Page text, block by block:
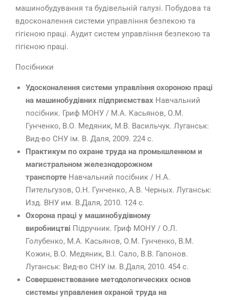
машинобудування та будівельній галузі. Побудова та
вдосконалення системи управління безпекою та
гігієною праці. Аудит систем управління безпекою та
гігієною праці.
Посібники
Удосконалення системи управління охороною праці
на машинобудівних підприємствах Навчальний
посібник. Гриф МОНУ / М.А. Касьянов, О.М.
Гунченко, В.О. Медяник, М.В. Васильчук. Луганськ:
Вид-во СНУ iм. В. Даля, 2009. 224 с.
Практикум по охране труда на промышленном и
магистральном железнодорожном
транспорте Навчальний посібник / Н.А.
Пительгузов, О.Н. Гунченко, А.В. Черных. Луганськ:
Изд. ВНУ им. В.Даля, 2010. 124 с.
Охорона праці у машинобудівному
виробництві Підручник. Гриф МОНУ / О.Л.
Голубенко, М.А. Касьянов, О.М. Гунченко, В.М.
Кожин, В.О. Медяник, В.І. Сало, В.В. Гапонов.
Луганськ: Вид-во СНУ ім. В.Даля, 2010. 454 с.
Совершенствование методологических основ
системы управления охраной труда на